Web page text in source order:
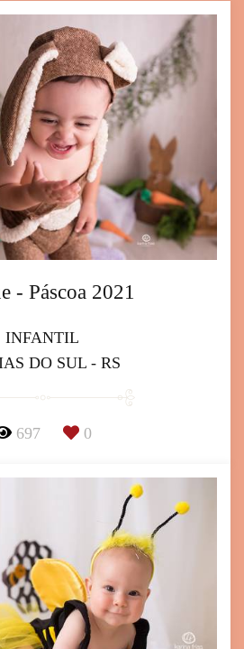
- Páscoa 2021
INFANTIL
DO SUL - RS
697 0